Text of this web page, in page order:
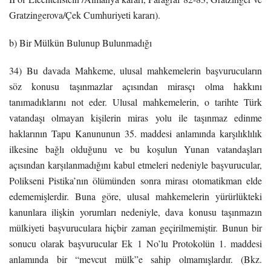
Gratzingerova/Çek Cumhuriyeti kararı).
b) Bir Mülkün Bulunup Bulunmadığı
34) Bu davada Mahkeme, ulusal mahkemelerin başvurucuların
söz konusu taşınmazlar açısından mirasçı olma hakkını
tanımadıklarını not eder. Ulusal mahkemelerin, o tarihte Türk
vatandaşı olmayan kişilerin miras yolu ile taşınmaz edinme
haklarının Tapu Kanununun 35. maddesi anlamında karşılıklılık
ilkesine bağlı olduğunu ve bu koşulun Yunan vatandaşları
açısından karşılanmadığını kabul etmeleri nedeniyle başvurucular,
Polikseni Pistika’nın ölümünden sonra mirası otomatikman elde
edememişlerdir. Buna göre, ulusal mahkemelerin yürürlükteki
kanunlara ilişkin yorumları nedeniyle, dava konusu taşınmazın
mülkiyeti başvuruculara hiçbir zaman geçirilmemiştir. Bunun bir
sonucu olarak başvurucular Ek 1 No’lu Protokolün 1. maddesi
anlamında bir “mevcut mülk”e sahip olmamışlardır. (Bkz.